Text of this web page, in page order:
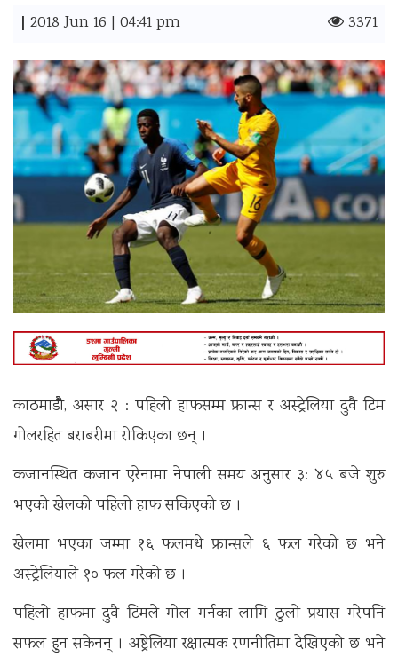
| 2018 Jun 16 | 04:41 pm 3371
काठमाडौै, असार २ : पहिलो हाफसम्म फ्रान्स र अस्ट्रेलिया दुवै टिम
गोलरहित बराबरीमा रोकिएका छन् ।
कजानस्थित कजान एरेनामा नेपाली समय अनुसार ३: ४५ बजे शुरु
भएको खेलको पहिलो हाफ सकिएको छ ।
खेलमा भएका जम्मा १६ फलमधे फ्रान्सले ६ फल गरेको छ भने
अस्ट्रेलियाले १० फल गरेको छ ।
पहिलो हाफमा दुवै टिमले गोल गर्नका लागि ठुलो प्रयास गरेपनि
सफल हुन सकेनन् । अष्ट्रेलिया रक्षात्मक रणनीतिमा देखिएको छ भने